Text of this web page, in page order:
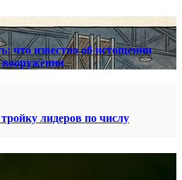
что известно об истощении
вооружения
лидеров по числу